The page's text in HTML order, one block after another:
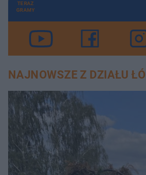
TERAZ
GRAMY
NAJNOWSZE Z DZIAŁU